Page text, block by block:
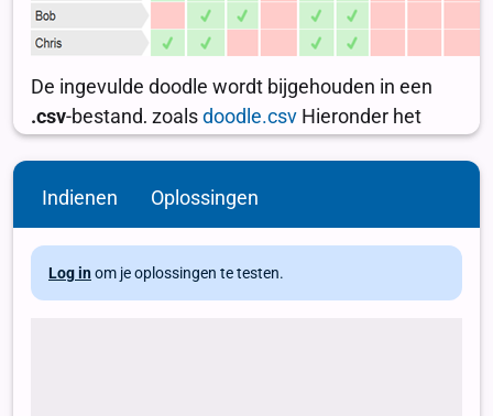
Indienen Oplossingen
Log in om je oplossingen te testen.